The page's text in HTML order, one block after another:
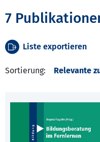
7
Liste exportieren
Sortierung: